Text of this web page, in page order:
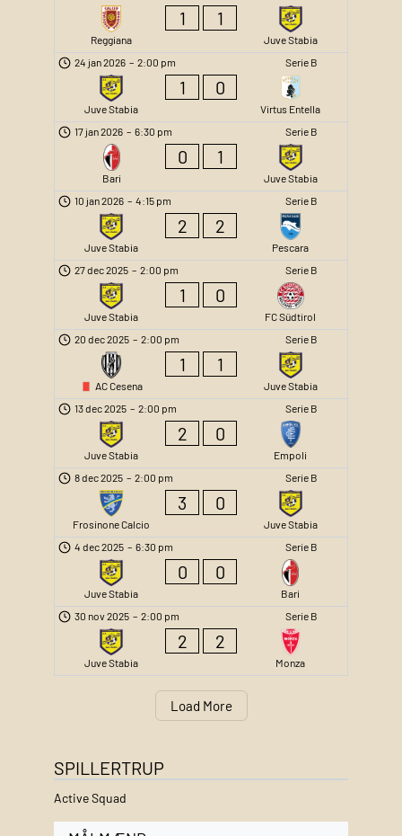
Reggiana
1 1
Juve Stabia
Serie B
24 jan 2026 – 2:00 pm
Juve Stabia
1 0
Virtus Entella
Serie B
17 jan 2026 – 6:30 pm
Bari
0 1
Juve Stabia
Serie B
10 jan 2026 – 4:15 pm
Juve Stabia
2 2
Pescara
Serie B
27 dec 2025 – 2:00 pm
Juve Stabia
1 0
FC Südtirol
Serie B
20 dec 2025 – 2:00 pm
AC Cesena
1 1
Juve Stabia
Serie B
13 dec 2025 – 2:00 pm
Juve Stabia
2 0
Empoli
Serie B
8 dec 2025 – 2:00 pm
Frosinone Calcio
3 0
Juve Stabia
Serie B
4 dec 2025 – 6:30 pm
Juve Stabia
0 0
Bari
Serie B
30 nov 2025 – 2:00 pm
Juve Stabia
2 2
Monza
Load More
SPILLERTRUP
Active Squad